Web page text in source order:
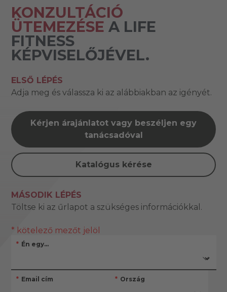
KONZULTÁCIÓ
ÜTEMEZÉSE A LIFE
FITNESS
KÉPVISELŐJÉVEL.
ELSŐ LÉPÉS
Adja meg és válassza ki az alábbiakban az igényét.
Kérjen árajánlatot vagy beszéljen egy
tanácsadóval
Katalógus kérése
MÁSODIK LÉPÉS
Töltse ki az űrlapot a szükséges információkkal.